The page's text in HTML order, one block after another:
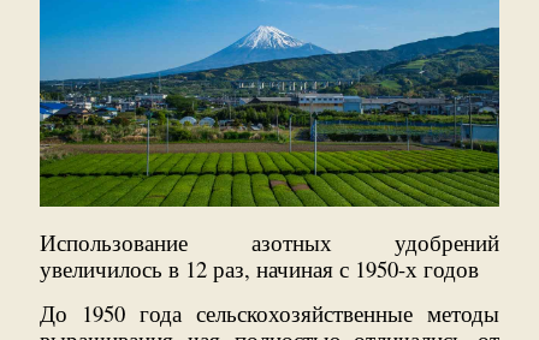
Использование азотных удобрений
увеличилось в 12 раз, начиная с 1950-х годов
До 1950 года сельскохозяйственные методы